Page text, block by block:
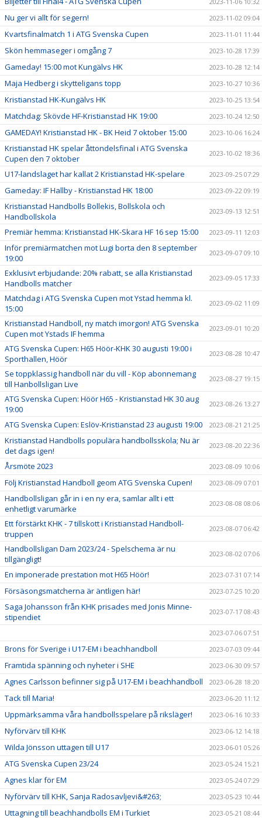
Nu ger vi allt för segern! 2023-11-02 09:04
Kvartsfinalmatch 1 i ATG Svenska Cupen 2023-11-01 11:44
Skön hemmaseger i omgång 7 2023-10-28 17:39
Gameday! 15:00 mot Kungälvs HK 2023-10-28 12:14
Maja Hedberg i skytteligans topp 2023-10-27 10:36
Kristianstad HK-Kungälvs HK 2023-10-25 13:54
Matchdag: Skövde HF-Kristianstad HK 19:00 2023-10-24 12:50
GAMEDAY! Kristianstad HK - BK Heid 7 oktober 15:00 2023-10-06 16:24
Kristianstad HK spelar åttondelsfinal i ATG Svenska
Cupen den 7 oktober
2023-10-02 18:36
U17-landslaget har kallat 2 Kristianstad HK-spelare 2023-09-25 07:29
Gameday: IF Hallby - Kristianstad HK 18:00 2023-09-22 09:19
Kristianstad Handbolls Bollekis, Bollskola och
Handbollskola
2023-09-13 12:51
Premiär hemma: Kristianstad HK-Skara HF 16 sep 15:00 2023-09-11 12:03
Inför premiärmatchen mot Lugi borta den 8 september
19:00
2023-09-07 09:10
Exklusivt erbjudande: 20% rabatt, se alla Kristianstad
Handbolls matcher
2023-09-05 17:33
Matchdag i ATG Svenska Cupen mot Ystad hemma kl.
15:00
2023-09-02 11:09
Kristianstad Handboll, ny match imorgon! ATG Svenska
Cupen mot Ystads IF hemma
2023-09-01 10:20
ATG Svenska Cupen: H65 Höör-KHK 30 augusti 19:00 i
Sporthallen, Höör
2023-08-28 10:47
Se toppklassig handboll när du vill - Köp abonnemang
till Hanbollsligan Live
2023-08-27 19:15
ATG Svenska Cupen: Höör H65 - Kristianstad HK 30 aug
19:00
2023-08-26 13:27
ATG Svenska Cupen: Eslöv-Kristianstad 23 augusti 19:00 2023-08-21 21:25
Kristianstad Handbolls populära handbollsskola; Nu är
det dags igen!
2023-08-20 22:36
Årsmöte 2023 2023-08-09 10:06
Följ Kristianstad Handboll geom ATG Svenska Cupen! 2023-08-09 07:01
Handbollsligan går in i en ny era, samlar allt i ett
enhetligt varumärke
2023-08-08 08:06
Ett förstärkt KHK - 7 tillskott i Kristianstad Handboll-
truppen
2023-08-07 06:42
Handbollsligan Dam 2023/24 - Spelschema är nu
tillgängligt!
2023-08-02 07:06
En imponerade prestation mot H65 Höör! 2023-07-31 07:14
Försäsongsmatcherna är äntligen här! 2023-07-25 10:20
Saga Johansson från KHK prisades med Jonis Minne-
stipendiet
2023-07-17 08:43
2023-07-06 07:51
Brons för Sverige i U17-EM i beachhandboll 2023-07-03 09:44
Framtida spänning och nyheter i SHE 2023-06-30 09:57
Agnes Carlsson befinner sig på U17-EM i beachhandboll 2023-06-28 18:20
Tack till Maria! 2023-06-20 11:12
Uppmärksamma våra handbollsspelare på riksläger! 2023-06-16 10:33
Nyförvärv till KHK 2023-06-12 14:18
Wilda Jönsson uttagen till U17 2023-06-01 05:26
ATG Svenska Cupen 23/24 2023-05-24 15:21
Agnes klar för EM 2023-05-24 07:29
Nyförvärv till KHK, Sanja Radosavljevi&#263; 2023-05-23 10:44
Uttagning till beachhandbolls EM i Turkiet 2023-05-21 08:44